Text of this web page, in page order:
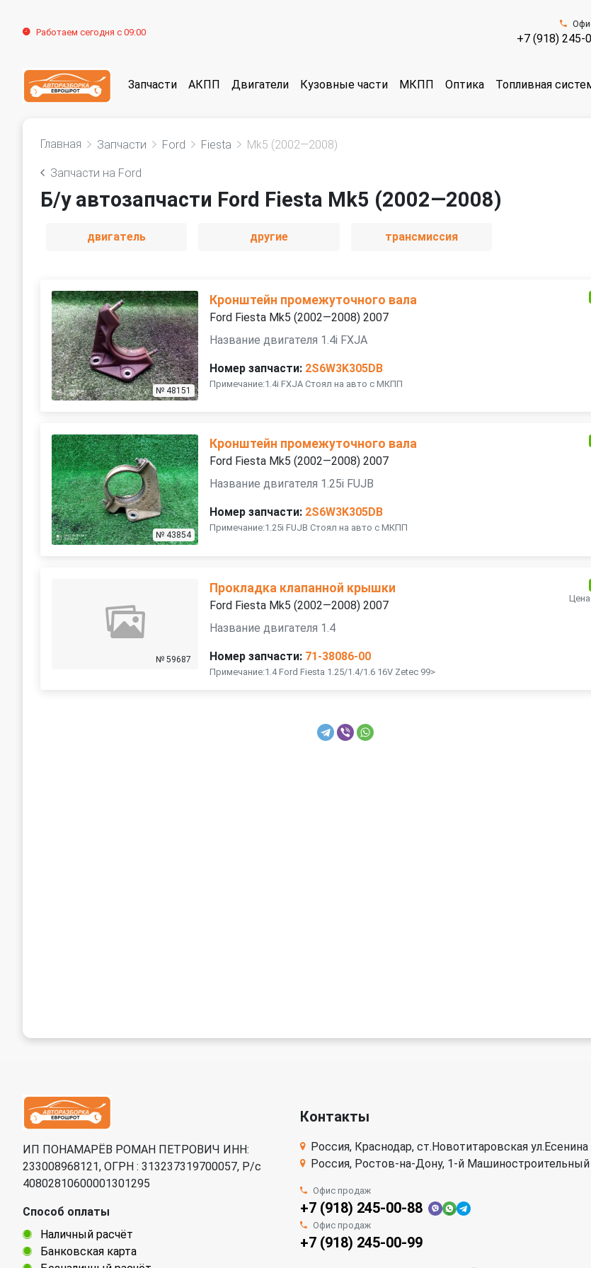
Работаем сегодня с 09:00 +7 (918) 245-
Запчасти АКПП Двигатели Кузовные части МКПП Оптика Топливная
Главная Запчасти Ford Fiesta Mk5 (2002—2008)
Запчасти на Ford
Б/у автозапчасти Ford Fiesta Mk5 (2002—2008)
двигатель другие трансмиссия
№ 48151
Кронштейн промежуточного вала
Ford Fiesta Mk5 (2002—2008) 2007
Название двигателя 1.4i FXJA
Номер запчасти: 2S6W3K305DB
Примечание:1.4i FXJA Стоял на авто с МКПП
№ 43854
Кронштейн промежуточного вала
Ford Fiesta Mk5 (2002—2008) 2007
Название двигателя 1.25i FUJB
Номер запчасти: 2S6W3K305DB
Примечание:1.25i FUJB Стоял на авто с МКПП
№ 59687
Прокладка клапанной крышки
Ford Fiesta Mk5 (2002—2008) 2007
Название двигателя 1.4
Номер запчасти: 71-38086-00
Примечание:1.4 Ford Fiesta 1.25/1.4/1.6 16V Zetec 99>
Цена
ИП ПОНАМАРЁВ РОМАН ПЕТРОВИЧ ИНН:
233008968121, ОГРН : 313237319700057, Р/c
40802810600001301295
Способ оплаты
Наличный расчёт
Банковская карта
Контакты
Россия, Краснодар, ст.Новотитаровская ул.Есенина
Россия, Ростов-на-Дону, 1-й Машиностроительный
Офис продаж
+7 (918) 245-00-88
Офис продаж
+7 (918) 245-00-99